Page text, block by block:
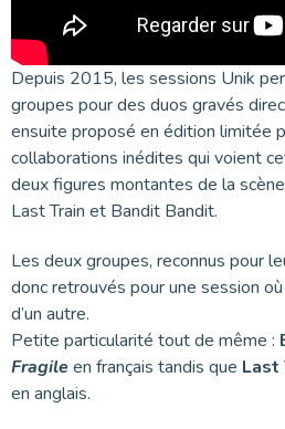
Depuis 2015, les sessions Unik
groupes pour des duos gravés
ensuite proposé en édition limitée
collaborations inédites qui voient
deux figures montantes de la
Last Train et Bandit Bandit.
Les deux groupes, reconnus pour
donc retrouvés pour une session
d’un autre.
Petite particularité tout de même :
Fragileen français tandis que Last
en anglais.